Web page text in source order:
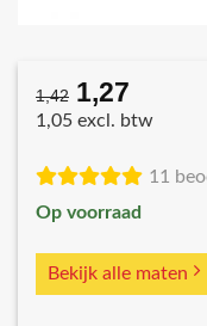
1,42
prijs
€1,42.
1,27
prijs
€1,27.
1,05 excl. btw
11
Op voorraad
Bekijk alle maten